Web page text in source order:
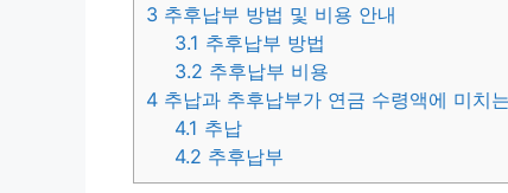
3 추후납부 방법 및 비용 안내
3.1 추후납부 방법
3.2 추후납부 비용
4 추납과 추후납부가 연금 수령액에 미치
4.1 추납
4.2 추후납부